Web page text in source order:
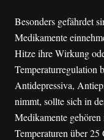
Besonders gefährdet
Medikamente
Hitze ihre Wirkung
Temperaturregulation
Antidepressiva,
nimmt, sollte sich in
Medikamente
Temperaturen über